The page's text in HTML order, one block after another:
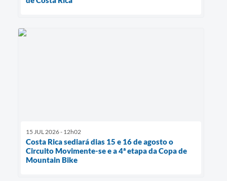
15 JUL 2026 - 12h02
Costa Rica sediará dias 15 e 16 de agosto o
Circuito Movimente-se e a 4ª etapa da Copa de
Mountain Bike